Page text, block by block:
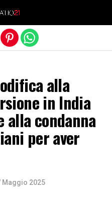
alla
in India
condanna
per aver
Maggio 2025
version